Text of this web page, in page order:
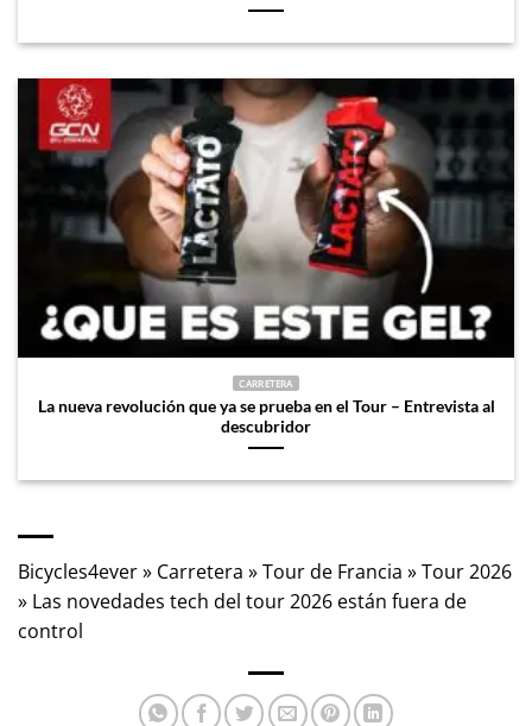
CARRETERA
La nueva revolución que ya se prueba en el Tour – Entrevista al
descubridor
Bicycles4ever» Carretera »Tour de Francia »Tour 2026
» Las novedades tech del tour 2026 están fuera de
control